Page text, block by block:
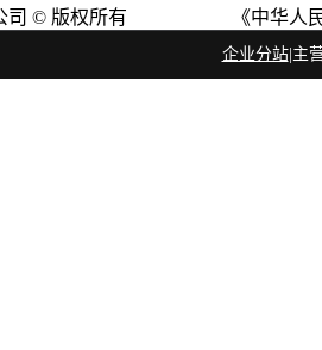
公司 © 版权所有 《中华人民共
企业分站|主